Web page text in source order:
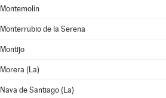
Montemolín
Monterrubio de la Serena
Montijo
Morera (La)
Nava de Santiago (La)